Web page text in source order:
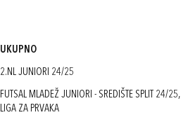
UKUPNO
2.NL JUNIORI 24/25
FUTSAL MLADEŽ JUNIORI - SREDIŠTE SPLIT 24/25,
LIGA ZA PRVAKA